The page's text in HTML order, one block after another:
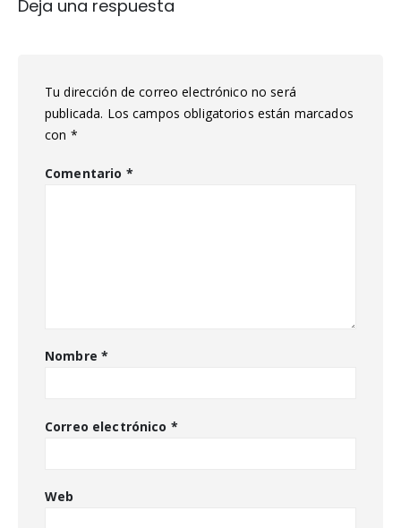
Deja una respuesta
Tu dirección de correo electrónico no será
publicada. Los campos obligatorios están marcados
con *
Comentario *
Nombre *
Correo electrónico *
Web